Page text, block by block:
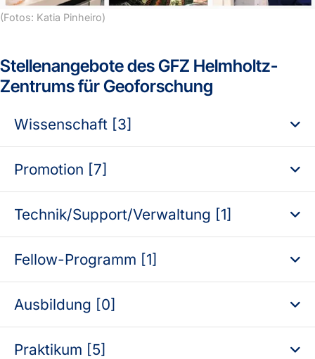
(Fotos: Katia Pinheiro)
Stellenangebote des GFZ Helmholtz-
Zentrums für Geoforschung
Wissenschaft [3]
Promotion [7]
Technik/Support/Verwaltung [1]
Fellow-Programm [1]
Ausbildung [0]
Praktikum [5]